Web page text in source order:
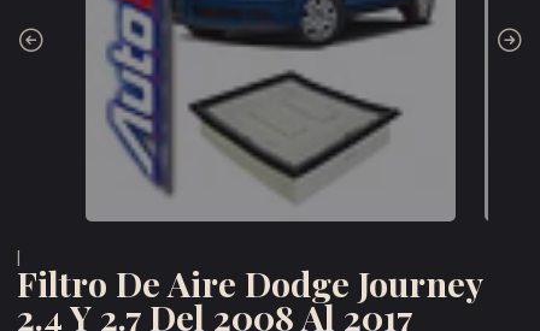
Filtro De Aire Dodge Journey
2.4 Y 2.7 Del 2008 Al 2017